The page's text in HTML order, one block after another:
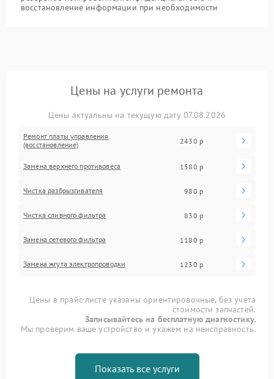
восстановление информации при необходимости
Цены на услуги ремонта
Цены актуальны на текущую дату 07.08.2026
Ремонт платы управления
(восстановление)
2430 р
Замена верхнего противовеса 1580 р
Чистка разбрызгивателя 980 р
Чистка сливного фильтра 830 р
Замена сетевого фильтра 1180 р
Замена жгута электропроводки 1230 р
Цены в прайс-листе указаны ориентировочные, без учета
стоимости запчастей.
Записывайтесь на бесплатную диагностику.
Мы проверим ваше устройство и укажем на неисправность.
Показать все услуги